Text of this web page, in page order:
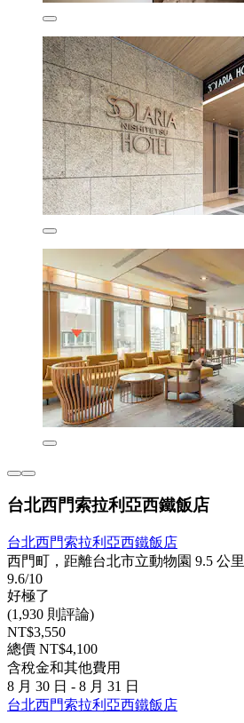
台北西門索拉利亞西鐵飯店
台北西門索拉利亞西鐵飯店
西門町，距離台北市立動物園 9.5 公里
9.6/10
好極了
(1,930 則評論)
NT$3,550
總價 NT$4,100
含稅金和其他費用
8 月 30 日 - 8 月 31 日
台北西門索拉利亞西鐵飯店